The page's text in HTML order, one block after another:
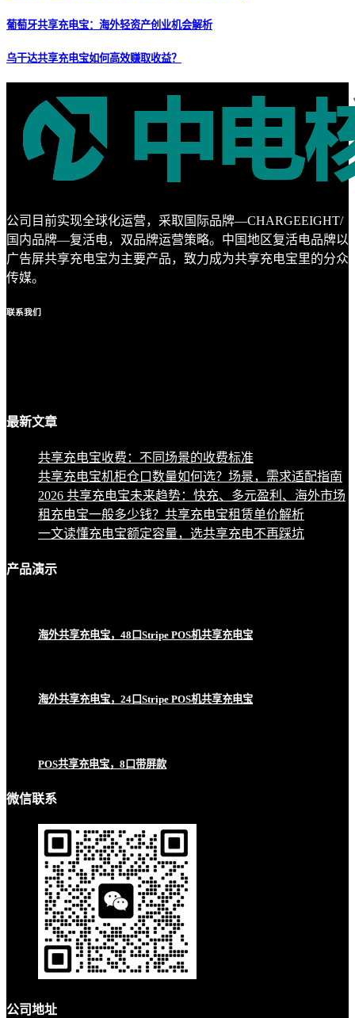
葡萄牙共享充电宝：海外轻资产创业机会解析
乌干达共享充电宝如何高效赚取收益？
公司目前实现全球化运营，采取国际品牌—CHARGEEIGHT/
国内品牌—复活电，双品牌运营策略。中国地区复活电品牌以
广告屏共享充电宝为主要产品，致力成为共享充电宝里的分众
传媒。
联系我们
最新文章
共享充电宝收费：不同场景的收费标准
共享充电宝机柜仓口数量如何选？场景，需求适配指南
2026 共享充电宝未来趋势：快充、多元盈利、海外市场
租充电宝一般多少钱？共享充电宝租赁单价解析
一文读懂充电宝额定容量，选共享充电不再踩坑
产品演示
海外共享充电宝，48口Stripe POS机共享充电宝
海外共享充电宝，24口Stripe POS机共享充电宝
POS共享充电宝，8口带屏款
微信联系
公司地址